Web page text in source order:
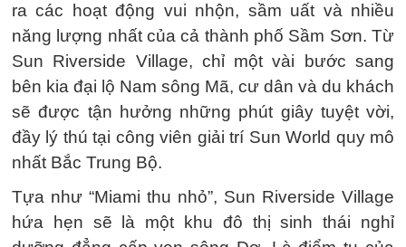
ra các hoạt động vui nhộn, sầm uất và nhiều
năng lượng nhất của cả thành phố Sầm Sơn. Từ
Sun Riverside Village, chỉ một vài bước sang
bên kia đại lộ Nam sông Mã, cư dân và du khách
sẽ được tận hưởng những phút giây tuyệt vời,
đầy lý thú tại công viên giải trí Sun World quy mô
nhất Bắc Trung Bộ.
Tựa như “Miami thu nhỏ”, Sun Riverside Village
hứa hẹn sẽ là một khu đô thị sinh thái nghỉ